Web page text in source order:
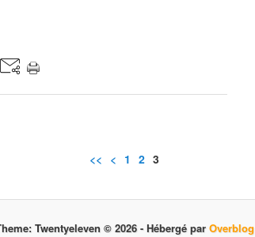
<< < 1 2 3
Theme: Twentyeleven © 2026 - Hébergé par Overblog